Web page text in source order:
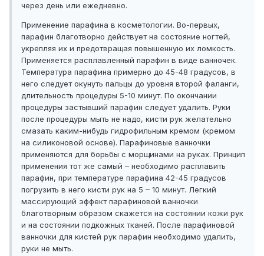
через день или ежедневно.
Применение парафина в косметологии. Во-первых,
парафин благотворно действует на состояние ногтей,
укрепляя их и предотвращая повышенную их ломкость.
Применяется расплавленный парафин в виде ванночек.
Температура парафина примерно до 45-48 градусов, в
него следует окунуть пальцы до уровня второй фаланги,
длительность процедуры 5-10 минут. По окончании
процедуры застывший парафин следует удалить. Руки
после процедуры мыть не надо, кисти рук желательно
смазать каким-нибудь гидрофильным кремом (кремом
на силиконовой основе). Парафиновые ванночки
применяются для борьбы с морщинами на руках. Принцип
применения тот же самый – необходимо расплавить
парафин, при температуре парафина 42-45 градусов
погрузить в него кисти рук на 5 – 10 минут. Легкий
массирующий эффект парафиновой ванночки
благотворным образом скажется на состоянии кожи рук
и на состоянии подкожных тканей. После парафиновой
ванночки для кистей рук парафин необходимо удалить,
руки не мыть.